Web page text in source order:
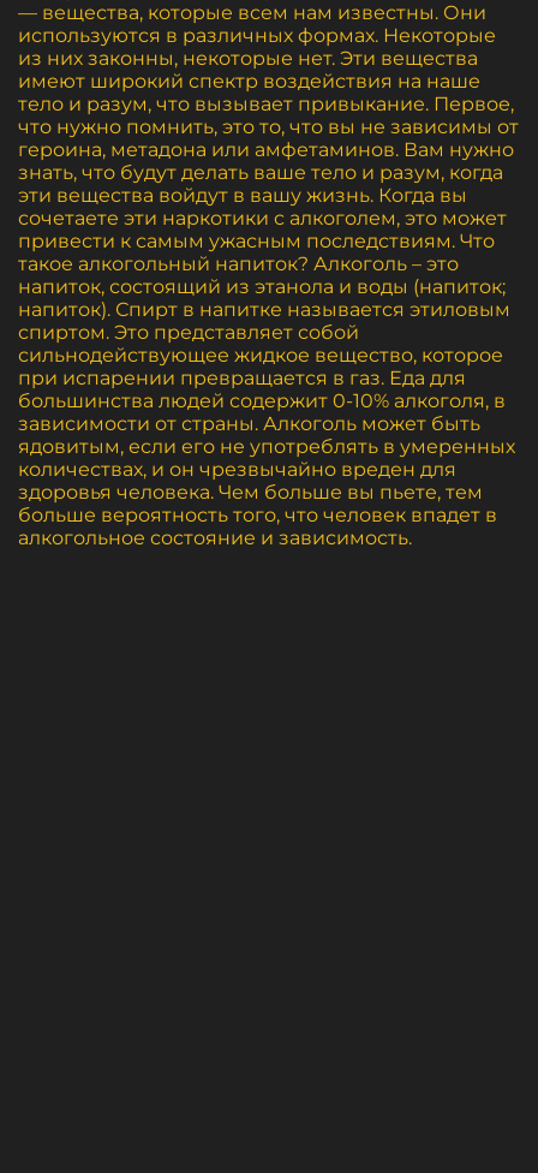
— вещества, которые всем нам известны. Они
используются в различных формах. Некоторые
из них законны, некоторые нет. Эти вещества
имеют широкий спектр воздействия на наше
тело и разум, что вызывает привыкание. Первое,
что нужно помнить, это то, что вы не зависимы от
героина, метадона или амфетаминов. Вам нужно
знать, что будут делать ваше тело и разум, когда
эти вещества войдут в вашу жизнь. Когда вы
сочетаете эти наркотики с алкоголем, это может
привести к самым ужасным последствиям. Что
такое алкогольный напиток? Алкоголь – это
напиток, состоящий из этанола и воды (напиток;
напиток). Спирт в напитке называется этиловым
спиртом. Это представляет собой
сильнодействующее жидкое вещество, которое
при испарении превращается в газ. Еда для
большинства людей содержит 0-10% алкоголя, в
зависимости от страны. Алкоголь может быть
ядовитым, если его не употреблять в умеренных
количествах, и он чрезвычайно вреден для
здоровья человека. Чем больше вы пьете, тем
больше вероятность того, что человек впадет в
алкогольное состояние и зависимость.